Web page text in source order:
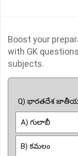
Boost your
with GK
subjects.
Q) భారతదేశ జాతీయ
A) గులాబీ
B) కమలం